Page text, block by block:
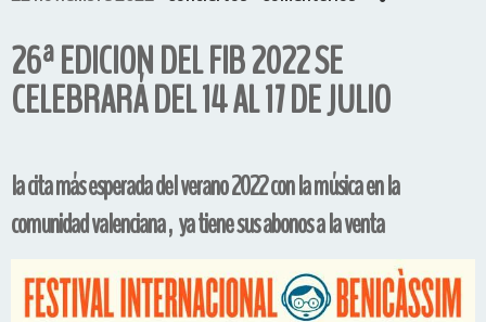
26ª EDICION DEL FIB 2022 SE
CELEBRARÁ DEL 14 AL 17 DE JULIO
la cita más esperada del verano 2022 con la música en la
comunidad valenciana , ya tiene sus abonos a la venta